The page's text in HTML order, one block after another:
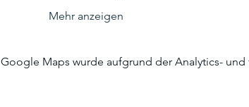
Mehr anzeigen
Google Maps wurde aufgrund der Analytics-